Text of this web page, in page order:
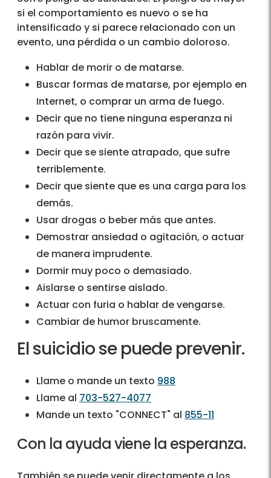
si el comportamiento es nuevo o se ha
intensificado y si parece relacionado con un
evento, una pérdida o un cambio doloroso.
Hablar de morir o de matarse.
Buscar formas de matarse, por ejemplo en
Internet, o comprar un arma de fuego.
Decir que no tiene ninguna esperanza ni
razón para vivir.
Decir que se siente atrapado, que sufre
terriblemente.
Decir que siente que es una carga para los
demás.
Usar drogas o beber más que antes.
Demostrar ansiedad o agitación, o actuar
de manera imprudente.
Dormir muy poco o demasiado.
Aislarse o sentirse aislado.
Actuar con furia o hablar de vengarse.
Cambiar de humor bruscamente.
El suicidio se puede prevenir.
Llame o mande un texto 988
Llame al 703-527-4077
Mande un texto "CONNECT" al 855-11
Con la ayuda viene la esperanza.